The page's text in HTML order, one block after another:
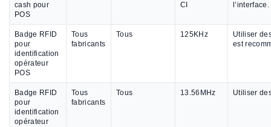
cash pour
POS
CI
Badge RFID
pour
identification
opérateur
POS
Tous
fabricants
Tous 125KHz
Utiliser
est
Badge RFID
pour
identification
opérateur
Tous
fabricants
Tous 13.56MHz Utiliser